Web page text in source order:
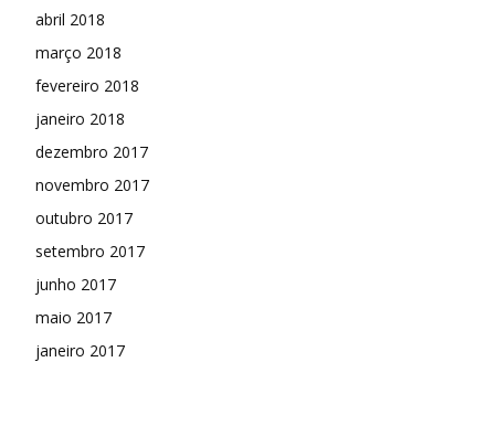
abril 2018
março 2018
fevereiro 2018
janeiro 2018
dezembro 2017
novembro 2017
outubro 2017
setembro 2017
junho 2017
maio 2017
janeiro 2017